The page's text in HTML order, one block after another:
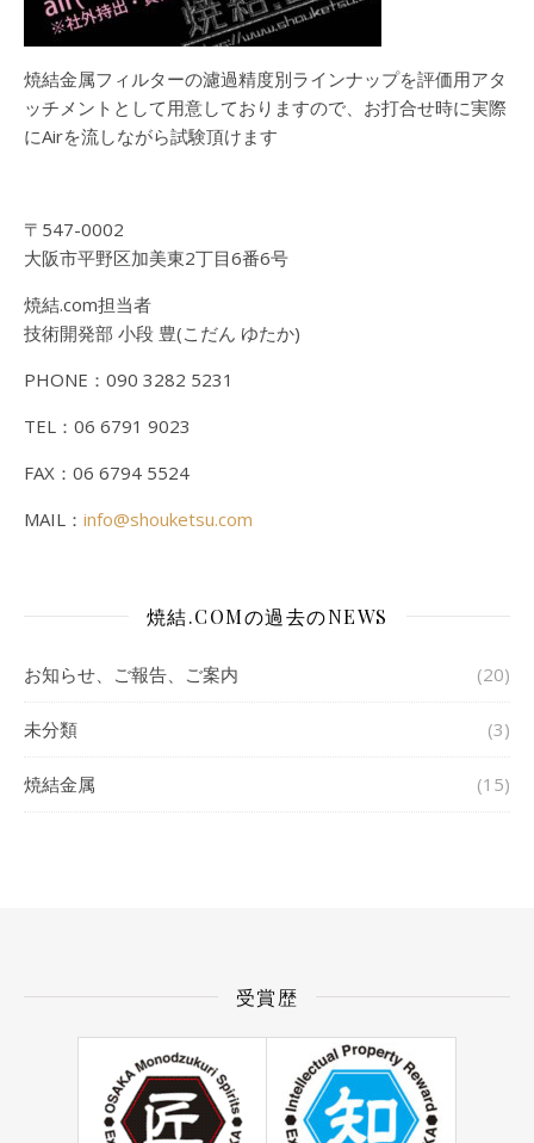
焼結金属フィルターの濾過精度別ラインナップを評価用アタ
ッチメントとして用意しておりますので、お打合せ時に実際
にAirを流しながら試験頂けます
〒547-0002
大阪市平野区加美東2丁目6番6号
焼結.com担当者
技術開発部 小段 豊(こだん ゆたか)
PHONE：090 3282 5231
TEL：06 6791 9023
FAX：06 6794 5524
MAIL： info@shouketsu.com
焼結.COMの過去のNEWS
お知らせ、ご報告、ご案内 (20)
未分類 (3)
焼結金属 (15)
受賞歴